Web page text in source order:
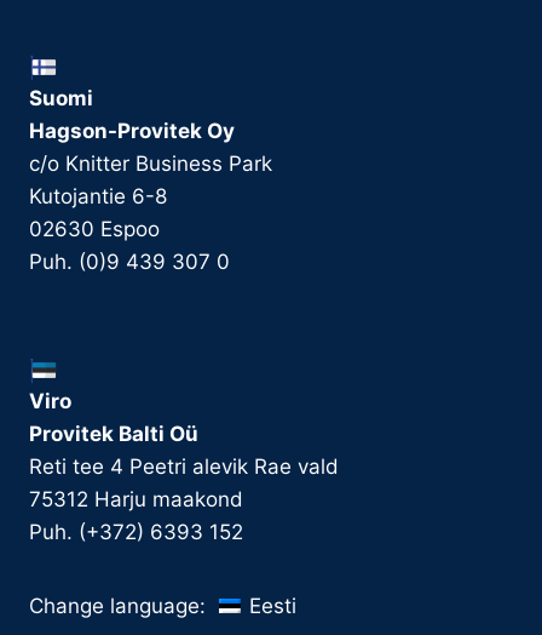
Suomi
Hagson-Provitek Oy
c/o Knitter Business Park
Kutojantie 6-8
02630 Espoo
Puh. (0)9 439 307 0
Viro
Provitek Balti Oü
Reti tee 4 Peetri alevik Rae vald
75312 Harju maakond
Puh. (+372) 6393 152
Change language: Eesti